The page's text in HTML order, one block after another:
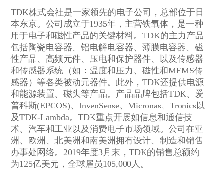
TDK株式会社是一家领先的电子公司，总部位于日
本东京。公司成立于1935年，主营铁氧体，是一种
用于电子和磁性产品的关键材料。TDK的主力产品
包括陶瓷电容器、铝电解电容器、薄膜电容器、磁
性产品、高频元件、压电和保护器件、以及传感器
和传感器系统（如：温度和压力、磁性和MEMS传
感器）等各类被动元器件。此外，TDK还提供电源
和能源装置、磁头等产品。产品品牌包括TDK、爱
普科斯(EPCOS)、InvenSense、Micronas、Tronics以
及TDK-Lambda。TDK重点开展如信息和通信技
术、汽车和工业以及消费电子市场领域。公司在亚
洲、欧洲、北美洲和南美洲拥有设计、制造和销售
办事处网络。2019年度3月末，TDK的销售总额约
为125亿美元，全球雇员105,000人。